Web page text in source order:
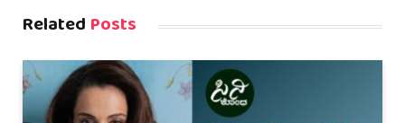
Related Posts